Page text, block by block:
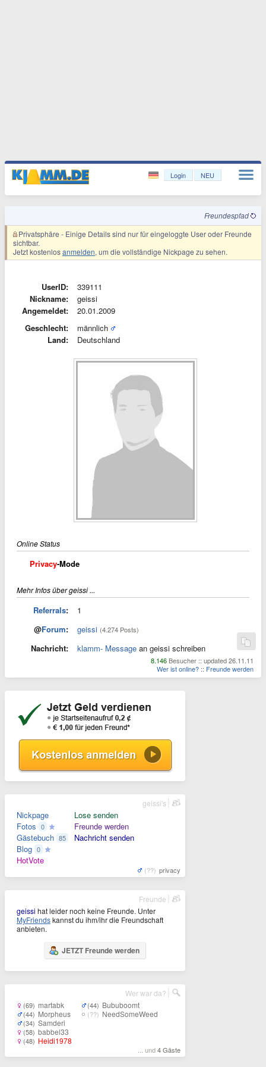
Login NEU
Freundespfad
Privatsphäre - Einige Details sind nur für eingeloggte User oder Freunde
sichtbar.
Jetzt kostenlosanmelden, um die vollständige Nickpage zu sehen.
UserID:
339111
Nickname:
geissi
Angemeldet:
20.01.2009
Geschlecht:
männlich
Land:
Deutschland
Online Status
Privacy-Mode
Mehr Infos über geissi ...
Referrals:
1
@Forum: geissi (4.274 Posts)
Nachricht: klamm- Message an geissi schreiben
8.146 Besucher :: updated 26.11.11
Wer ist online? :: Freunde werden
Nickpage
Fotos 0
Gästebuch 85
Blog 0
HotVote
Lose senden
Freunde werden
Nachricht senden
(??) privacy
geissi's
geissi hat leider noch keine Freunde. Unter
MyFriendskannst du ihm/ihr die Freundschaft
anbieten.
JETZT Freunde werden
Freunde
(69) martabk
(44) Morpheus
(34) Samderi
(58) babbel33
(48) Heidi1978
(44) Bububoomt
(??) NeedSomeWeed
... und4 Gäste
Wer war da?